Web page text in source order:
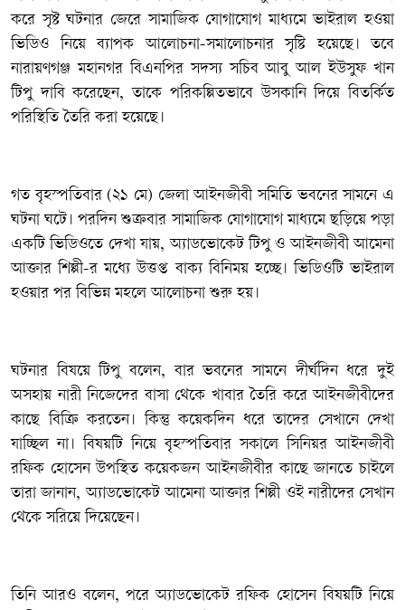
করে সৃষ্ট ঘটনার জেরে সামাজিক যোগাযোগ মাধ্যমে ভাইরাল হওয়া
ভিডিও নিয়ে ব্যাপক আলোচনা-সমালোচনার সৃষ্টি হয়েছে। তবে
নারায়ণগঞ্জ মহানগর বিএনপির সদস্য সচিব আবু আল ইউসুফ খান
টিপু দাবি করেছেন, তাকে পরিকল্পিতভাবে উসকানি দিয়ে বিতর্কিত
পরিস্থিতি তৈরি করা হয়েছে।
‎গত বৃহস্পতিবার (২১ মে) জেলা আইনজীবী সমিতি ভবনের সামনে এ
ঘটনা ঘটে। পরদিন শুক্রবার সামাজিক যোগাযোগ মাধ্যমে ছড়িয়ে পড়া
একটি ভিডিওতে দেখা যায়, অ্যাডভোকেট টিপু ও আইনজীবী আমেনা
আক্তার শিল্পী-র মধ্যে উত্তপ্ত বাক্য বিনিময় হচ্ছে। ভিডিওটি ভাইরাল
হওয়ার পর বিভিন্ন মহলে আলোচনা শুরু হয়।
‎ঘটনার বিষয়ে টিপু বলেন, বার ভবনের সামনে দীর্ঘদিন ধরে দুই
অসহায় নারী নিজেদের বাসা থেকে খাবার তৈরি করে আইনজীবীদের
কাছে বিক্রি করতেন। কিন্তু কয়েকদিন ধরে তাদের সেখানে দেখা
যাচ্ছিল না। বিষয়টি নিয়ে বৃহস্পতিবার সকালে সিনিয়র আইনজীবী
রফিক হোসেন উপস্থিত কয়েকজন আইনজীবীর কাছে জানতে চাইলে
তারা জানান, অ্যাডভোকেট আমেনা আক্তার শিল্পী ওই নারীদের সেখান
থেকে সরিয়ে দিয়েছেন।
‎তিনি আরও বলেন, পরে অ্যাডভোকেট রফিক হোসেন বিষয়টি নিয়ে